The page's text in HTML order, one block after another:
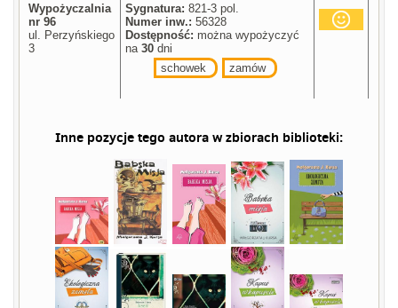
Wypożyczalnia
nr 96
ul. Perzyńskiego
3
Sygnatura: 821-3 pol.
Numer inw.: 56328
Dostępność: można wypożyczyć
na30 dni
schowek
zamów
Inne pozycje tego autora w zbiorach biblioteki: